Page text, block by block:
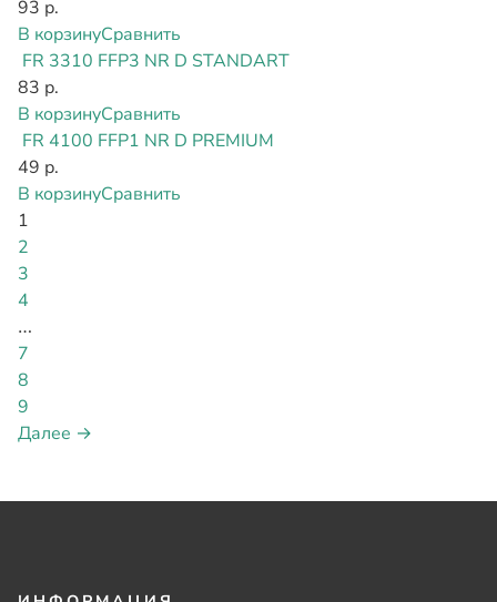
93 р.
В корзинуСравнить
FR 3310 FFP3 NR D STANDART
83 р.
В корзинуСравнить
FR 4100 FFP1 NR D PREMIUM
49 р.
В корзинуСравнить
1
2
3
4
…
7
8
9
Далее →